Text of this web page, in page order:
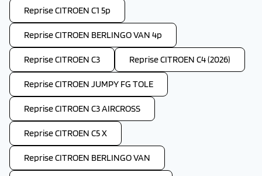
Reprise CITROEN C1 5p
Reprise CITROEN BERLINGO VAN 4p
Reprise CITROEN C3 Reprise CITROEN C4 (2026)
Reprise CITROEN JUMPY FG TOLE
Reprise CITROEN C3 AIRCROSS
Reprise CITROEN C5 X
Reprise CITROEN BERLINGO VAN